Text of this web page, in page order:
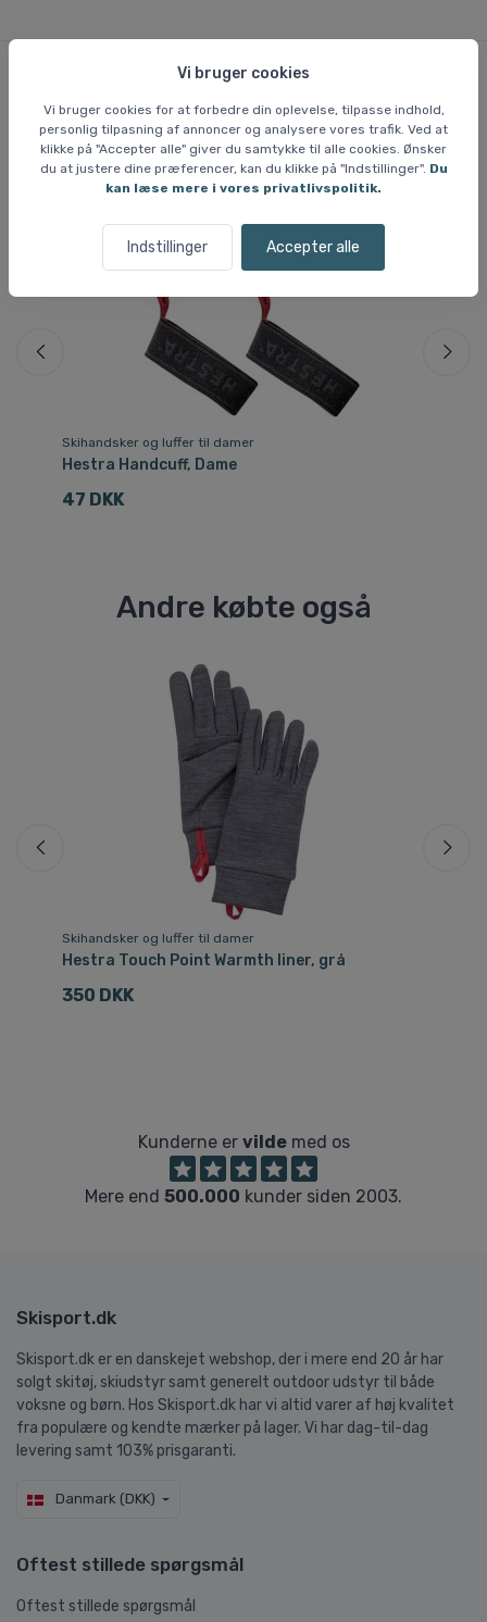
Vi bruger cookies
Vi bruger cookies for at forbedre din oplevelse, tilpasse indhold,
personlig tilpasning af annoncer og analysere vores trafik. Ved at
klikke på "Accepter alle" giver du samtykke til alle cookies. Ønsker
du at justere dine præferencer, kan du klikke på "Indstillinger". Du
kan læse mere i vores privatlivspolitik.
Indstillinger Accepter alle
Lignende varer
Skihandsker og luffer til damer
Hestra Handcuff, Dame
47 DKK
Andre købte også
Skihandsker og luffer til damer
Hestra Touch Point Warmth liner, grå
350 DKK
Kunderne er vildemed os
Mere end 500.000 kunder siden 2003.
Skisport.dk
Skisport.dk er en danskejet webshop, der i mere end 20 år har
solgt skitøj, skiudstyr samt generelt outdoor udstyr til både
voksne og børn. Hos Skisport.dk har vi altid varer af høj kvalitet
fra populære og kendte mærker på lager. Vi har dag-til-dag
levering samt 103% prisgaranti.
Danmark (DKK)
Oftest stillede spørgsmål
Oftest stillede spørgsmål